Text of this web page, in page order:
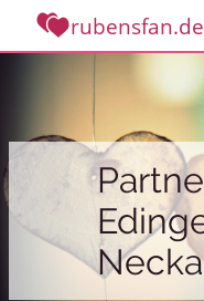
rubensfan.de